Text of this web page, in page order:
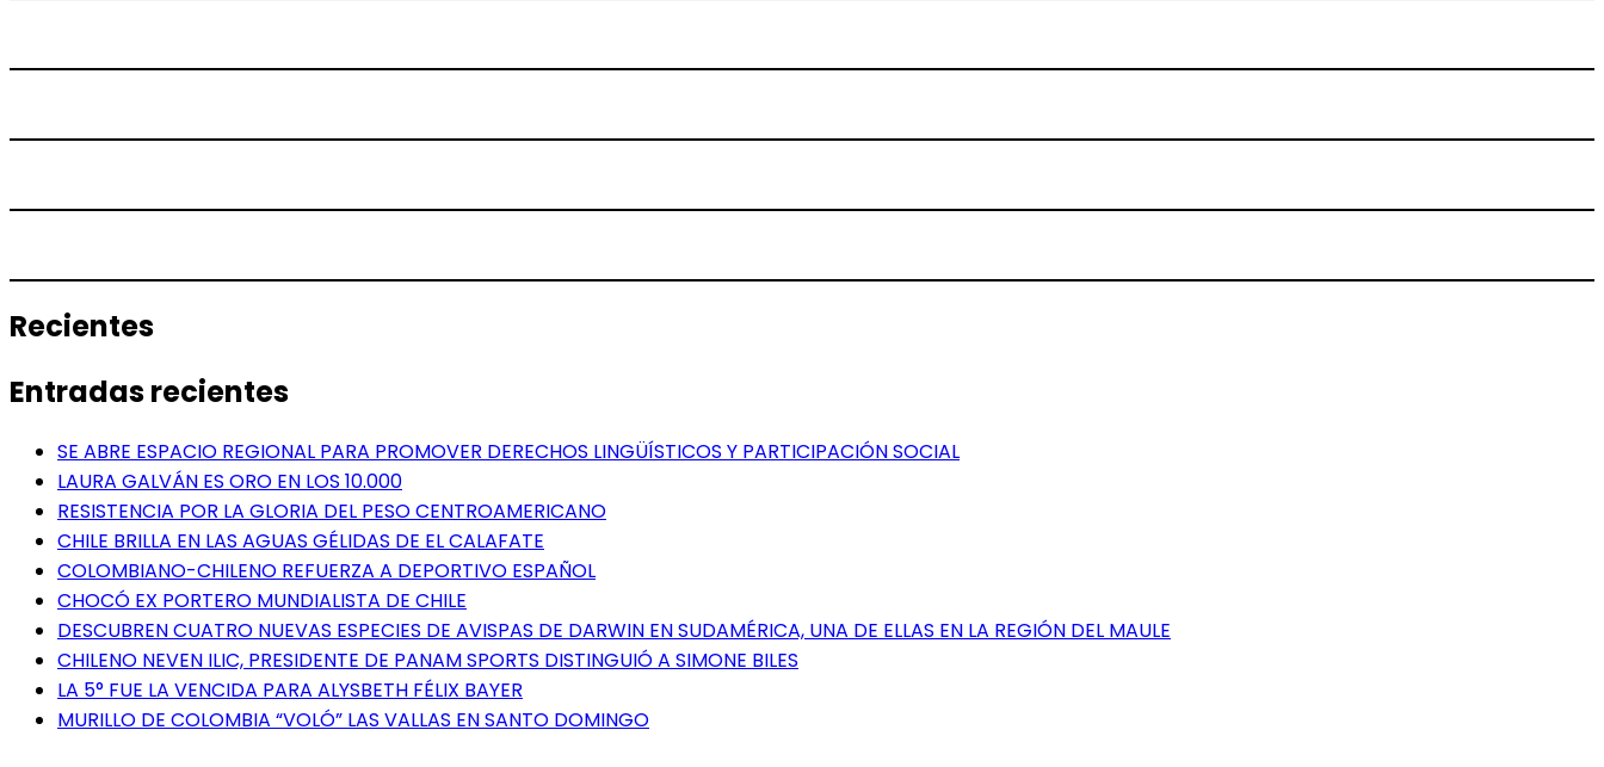
Recientes
Entradas recientes
SE ABRE ESPACIO REGIONAL PARA PROMOVER DERECHOS LINGÜÍSTICOS Y PARTICIPACIÓN SOCIAL
LAURA GALVÁN ES ORO EN LOS 10.000
RESISTENCIA POR LA GLORIA DEL PESO CENTROAMERICANO
CHILE BRILLA EN LAS AGUAS GÉLIDAS DE EL CALAFATE
COLOMBIANO-CHILENO REFUERZA A DEPORTIVO ESPAÑOL
CHOCÓ EX PORTERO MUNDIALISTA DE CHILE
DESCUBREN CUATRO NUEVAS ESPECIES DE AVISPAS DE DARWIN EN SUDAMÉRICA, UNA DE ELLAS EN LA REGIÓN DEL MAULE
CHILENO NEVEN ILIC, PRESIDENTE DE PANAM SPORTS DISTINGUIÓ A SIMONE BILES
LA 5° FUE LA VENCIDA PARA ALYSBETH FÉLIX BAYER
MURILLO DE COLOMBIA “VOLÓ” LAS VALLAS EN SANTO DOMINGO